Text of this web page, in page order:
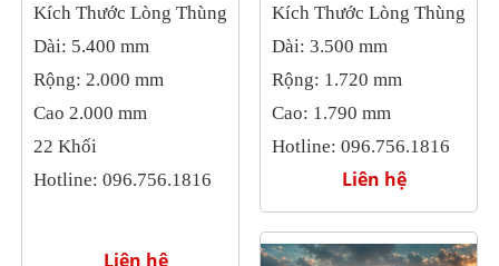
Kích Thước Lòng Thùng
Dài: 5.400 mm
Rộng: 2.000 mm
Cao 2.000 mm
22 Khối
Hotline: 096.756.1816
Liên hệ
Kích Thước Lòng Thùng
Dài: 3.500 mm
Rộng: 1.720 mm
Cao: 1.790 mm
Hotline: 096.756.1816
Liên hệ